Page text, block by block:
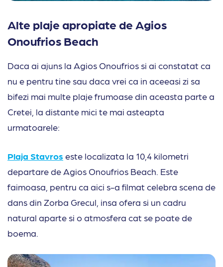
Alte plaje apropiate de Agios
Onoufrios Beach
Daca ai ajuns la Agios Onoufrios si ai constatat ca
nu e pentru tine sau daca vrei ca in aceeasi zi sa
bifezi mai multe plaje frumoase din aceasta parte a
Cretei, la distante mici te mai asteapta
urmatoarele:
Plaja Stavros este localizata la 10,4 kilometri
departare de Agios Onoufrios Beach. Este
faimoasa, pentru ca aici s-a filmat celebra scena de
dans din Zorba Grecul, insa ofera si un cadru
natural aparte si o atmosfera cat se poate de
boema.